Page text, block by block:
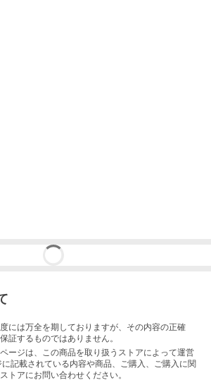
には万全を期しておりますが、その内容の正確
証するものではありません。
ージは、この商品を取り扱うストアによって運営
記載されている内容や商品、ご購入 、ご購入に関
トアにお問い合わせください。